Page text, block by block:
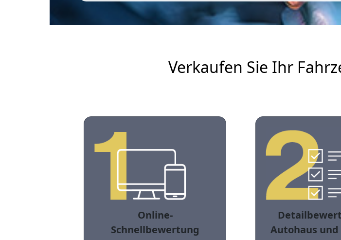
Verkaufen Sie Ihr
Online-
Schnellbewertung
Autohaus